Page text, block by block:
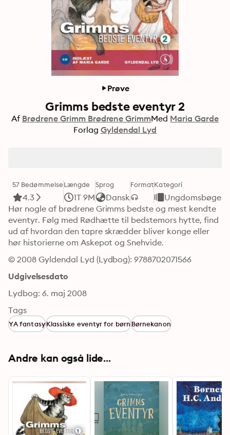
Prøve
Grimms bedste eventyr 2
Af Brødrene Grimm Brødrene GrimmMed Maria Garde
Forlag Gyldendal Lyd
57 Bedømmelse
4.3
Længde
1T 9M
Sprog
Dansk
FormatKategori
Ungdomsbøger
Hør nogle af brødrene Grimms bedste og mest kendte
eventyr. Følg med Rødhætte til bedstemors hytte, find
ud af hvordan den tapre skrædder bliver konge eller
hør historierne om Askepot og Snehvide.
© 2008 Gyldendal Lyd (Lydbog): 9788702071566
Udgivelsesdato
Lydbog: 6. maj 2008
Tags
YA fantasyKlassiske eventyr for børnBørnekanon
Andre kan også lide...